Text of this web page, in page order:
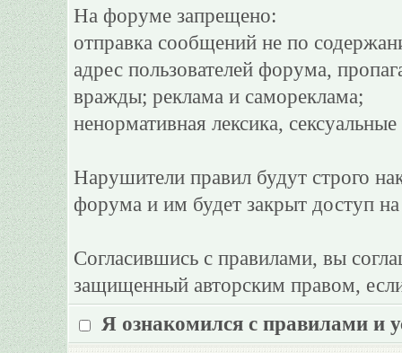
На форуме запрещено:
отправка сообщений не по
адрес пользователей форума,
вражды; реклама и самореклама;
ненормативная лексика,
Нарушители правил будут строго
форума и им будет закрыт доступ
Согласившись с правилами, вы
защищенный авторским правом,
Я ознакомился с правилами и